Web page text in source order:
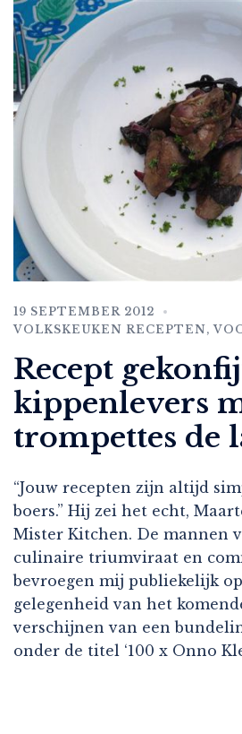
19 SEPTEMBER 2012
VOLKSKEUKEN RECEPTEN,
Recept
kippenlevers
trompettes de
“Jouw recepten zijn altijd
boers.” Hij zei het echt,
Mister Kitchen. De mannen
culinaire triumviraat en
bevroegen mij publiekelijk
gelegenheid van het
verschijnen van een
onder de titel ‘100 x Onno